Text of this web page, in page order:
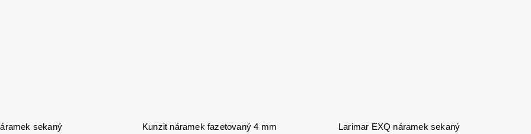
sekaný Kunzit náramek fazetovaný 4 mm Larimar EXQ náramek sekaný